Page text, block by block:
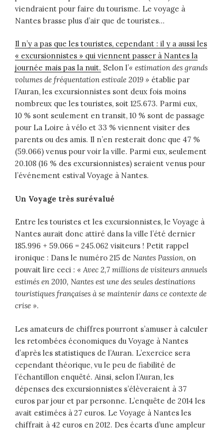
viendraient pour faire du tourisme. Le voyage à
Nantes brasse plus d’air que de touristes…
Il n’y a pas que les touristes, cependant : il y a aussi les
« excursionnistes » qui viennent passer à Nantes la
journée mais pas la nuit. Selon l’« estimation des grands
volumes de fréquentation estivale 2019 » établie par
l’Auran, les excursionnistes sont deux fois moins
nombreux que les touristes, soit 125.673. Parmi eux,
10 % sont seulement en transit, 10 % sont de passage
pour La Loire à vélo et 33 % viennent visiter des
parents ou des amis. Il n’en resterait donc que 47 %
(59.066) venus pour voir la ville. Parmi eux, seulement
20.108 (16 % des excursionnistes) seraient venus pour
l’événement estival Voyage à Nantes.
Un Voyage très surévalué
Entre les touristes et les excursionnistes, le Voyage à
Nantes aurait donc attiré dans la ville l’été dernier
185.996 + 59.066 = 245.062 visiteurs ! Petit rappel
ironique : Dans le numéro 215 de Nantes Passion, on
pouvait lire ceci : « Avec 2,7 millions de visiteurs annuels
estimés en 2010, Nantes est une des seules destinations
touristiques françaises à se maintenir dans ce contexte de
crise ».
Les amateurs de chiffres pourront s’amuser à calculer
les retombées économiques du Voyage à Nantes
d’après les statistiques de l’Auran. L’exercice sera
cependant théorique, vu le peu de fiabilité de
l’échantillon enquêté. Ainsi, selon l’Auran, les
dépenses des excursionnistes s’élèveraient à 37
euros par jour et par personne. L’enquête de 2014 les
avait estimées à 27 euros. Le Voyage à Nantes les
chiffrait à 42 euros en 2012. Des écarts d’une ampleur